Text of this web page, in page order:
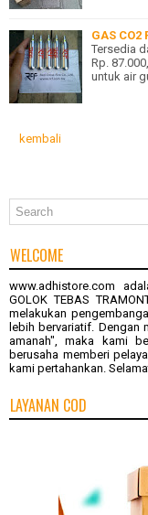
GAS CO2
Tersedia
Rp.
untuk air
kembali
WELCOME
www.adhistore.com
GOLOK TEBAS
melakukan
lebih bervariatif. Dengan
amanah", maka kami
berusaha memberi
kami pertahankan.
LAYANAN COD